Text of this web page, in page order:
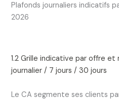
Plafonds journaliers indicatifs
2026
1.2 Grille indicative par offre
journalier / 7 jours / 30 jours
Le CA segmente ses clients